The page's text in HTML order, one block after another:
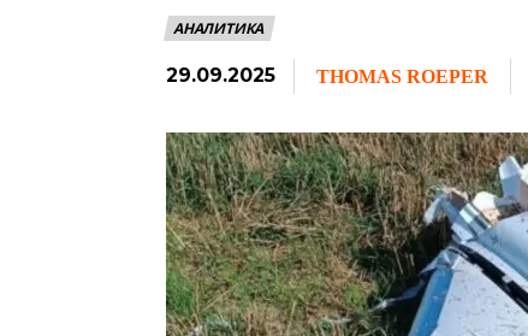
АНАЛИТИКА
29.09.2025 THOMAS ROEPER